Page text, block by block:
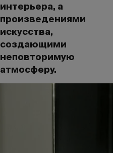
интерьера, а
произведениями
искусства,
создающими
неповторимую
атмосферу.